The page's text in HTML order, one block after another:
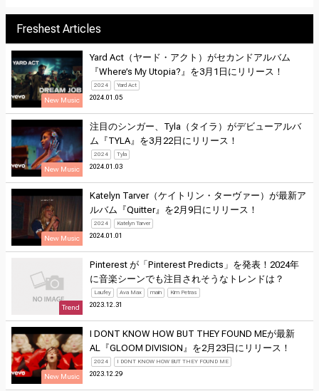
Freshest Articles
New Music
Yard Act（ヤード・アクト）がセカンドアルバム
『Where’s My Utopia?』を3月1日にリリース！
2024 Yard Act
2024.01.05
New Music
注目のシンガー、Tyla（タイラ）がデビューアルバ
ム『TYLA』を3月22日にリリース！
2024 Tyla
2024.01.03
New Music
Katelyn Tarver（ケイトリン・ターヴァー）が最新ア
ルバム『Quitter』を2月9日にリリース！
2024 Katelyn Tarver
2024.01.01
Trend
Pinterest が「Pinterest Predicts」を発表！2024年
に音楽シーンでも注目されそうなトレンドは？
Laufey Ava Max main Kim Petras
2023.12.31
New Music
I DONT KNOW HOW BUT THEY FOUND MEが最新
AL『GLOOM DIVISION』を2月23日にリリース！
2024 I DONT KNOW HOW BUT THEY FOUND ME
2023.12.29